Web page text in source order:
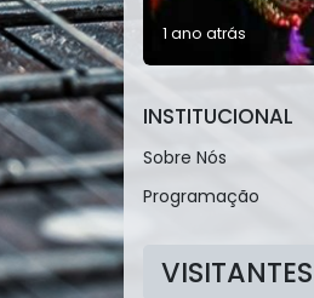
1 ano atrás
INSTITUCIONAL
Sobre Nós
Programação
VISITANTES